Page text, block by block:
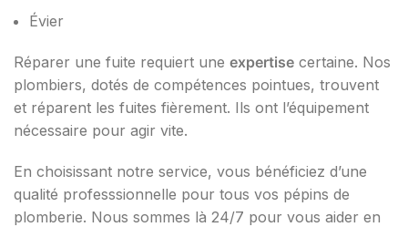
Évier
Réparer une fuite requiert une expertise certaine. Nos
plombiers, dotés de compétences pointues, trouvent
et réparent les fuites fièrement. Ils ont l’équipement
nécessaire pour agir vite.
En choisissant notre service, vous bénéficiez d’une
qualité professsionnelle pour tous vos pépins de
plomberie. Nous sommes là 24/7 pour vous aider en